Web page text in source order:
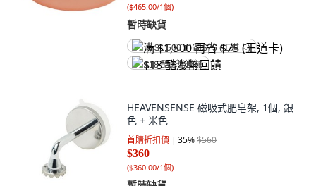
($465.00/1個)
暫時缺貨
满 $1,500 再省 $75 (王道卡)
$18 酷澎幣回饋
HEAVENSENSE 磁吸式肥皂架, 1個, 銀
色 + 米色
首購折扣價 35%$560
$360
($360.00/1個)